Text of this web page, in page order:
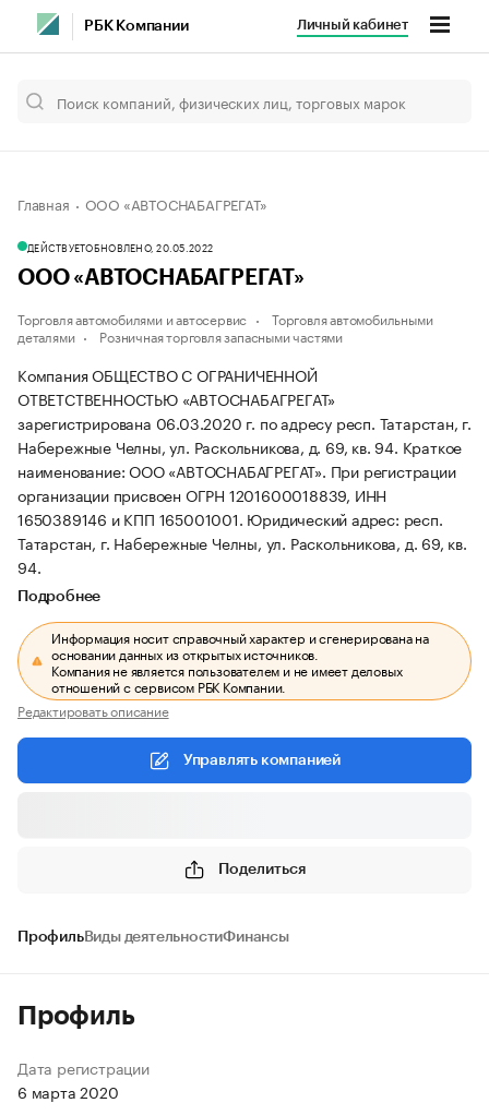
РБК Компании Личный кабинет
Главная ООО «АВТОСНАБАГРЕГАТ»
ДЕЙСТВУЕТОБНОВЛЕНО, 20.05.2022
ООО «АВТОСНАБАГРЕГАТ»
Торговля автомобилями и автосервис
Торговля автомобильными
деталями
Розничная торговля запасными частями
Компания ОБЩЕСТВО С ОГРАНИЧЕННОЙ
ОТВЕТСТВЕННОСТЬЮ «АВТОСНАБАГРЕГАТ»
зарегистрирована 06.03.2020 г. по адресу респ. Татарстан, г.
Набережные Челны, ул. Раскольникова, д. 69, кв. 94. Краткое
наименование: ООО «АВТОСНАБАГРЕГАТ». При регистрации
организации присвоен ОГРН 1201600018839, ИНН
1650389146 и КПП 165001001. Юридический адрес: респ.
Татарстан, г. Набережные Челны, ул. Раскольникова, д. 69, кв.
94.
Подробнее
Информация носит справочный характер и сгенерирована на
основании данных из открытых источников.
Компания не является пользователем и не имеет деловых
отношений с сервисом РБК Компании.
Редактировать описание
Управлять компанией
Поделиться
ПрофильВиды деятельностиФинансы
Профиль
Дата регистрации
6 марта 2020